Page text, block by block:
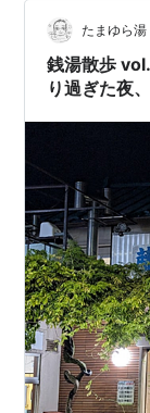
すんのにサウ
だかw）、あ
普通のあつめ
いくらでも入
たまゆら
銭湯散歩
り過ぎた夜